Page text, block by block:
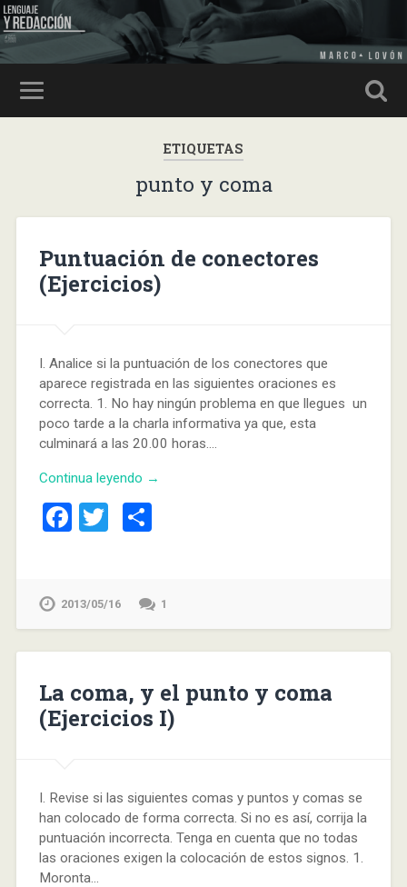
ETIQUETAS
punto y coma
Puntuación de conectores
(Ejercicios)
I. Analice si la puntuación de los conectores que
aparece registrada en las siguientes oraciones es
correcta. 1. No hay ningún problema en que llegues un
poco tarde a la charla informativa ya que, esta
culminará a las 20.00 horas….
Continua leyendo →
Facebook
Twitter
2013/05/16 1
La coma, y el punto y coma
(Ejercicios I)
I. Revise si las siguientes comas y puntos y comas se
han colocado de forma correcta. Si no es así, corrija la
puntuación incorrecta. Tenga en cuenta que no todas
las oraciones exigen la colocación de estos signos. 1.
Moronta…